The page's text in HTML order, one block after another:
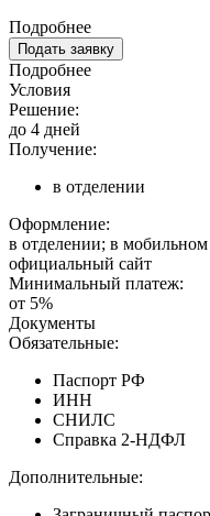
Подробнее
Подать заявку
Подробнее
Условия
Решение:
до 4 дней
Получение:
в отделении
Оформление:
в отделении; в
официальный сайт
Минимальный платеж:
от 5%
Документы
Обязательные:
Паспорт РФ
ИНН
СНИЛС
Справка 2-НДФЛ
Дополнительные: